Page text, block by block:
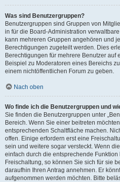
Was sind Benutzergruppen?
Benutzergruppen sind Gruppen von
in für die Board-Administration
kann mehreren Gruppen angehören und
Berechtigungen zugeteilt werden. Dies
Berechtigungen für mehrere Benutzer auf
Beispiel zu Moderatoren eines Bereichs
einem nichtöffentlichen Forum zu geben.
Nach oben
Wo finde ich die Benutzergruppen und
Sie finden die Benutzergruppen unter
Bereich. Wenn Sie einer beitreten
entsprechenden Schaltfläche machen.
offen. Einige erfordern erst eine
sein und weitere sogar versteckt. Wenn
einfach durch die entsprechende
Freischaltung, so können Sie sich für sie
daraufhin Ihren Antrag annehmen. Er
aufgenommen werden möchten. Bitte